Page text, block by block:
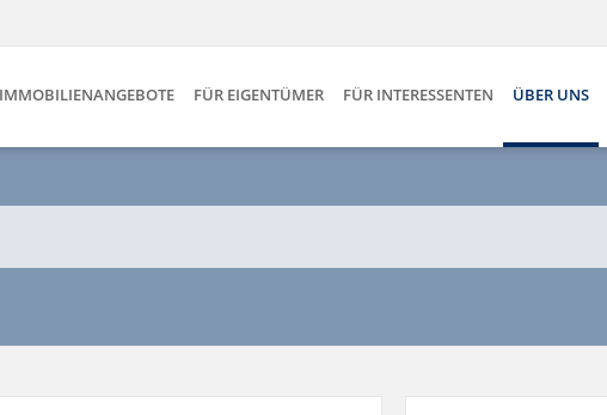
IMMOBILIENANGEBOTE FÜR EIGENTÜMER FÜR INTERESSENTEN ÜBER UNS